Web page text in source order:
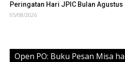
Peringatan Hari JPIC Bulan Agustus
05/08/2026
Open PO: Buku Pesan Misa